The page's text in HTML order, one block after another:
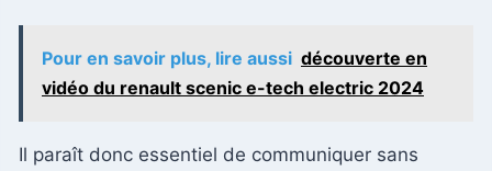
Pour en savoir plus, lire aussi découverte en
vidéo du renault scenic e-tech electric 2024
Il paraît donc essentiel de communiquer sans